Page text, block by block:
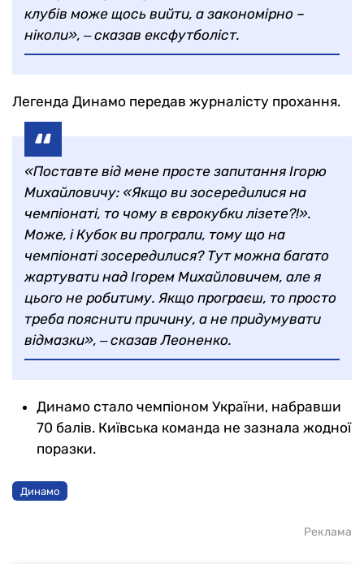
клубів може щось вийти, а закономірно –
ніколи», ‒ сказав ексфутболіст.
Легенда Динамо передав журналісту прохання.
«Поставте від мене просте запитання Ігорю
Михайловичу: «Якщо ви зосередилися на
чемпіонаті, то чому в єврокубки лізете?!».
Може, і Кубок ви програли, тому що на
чемпіонаті зосередилися? Тут можна багато
жартувати над Ігорем Михайловичем, але я
цього не робитиму. Якщо програєш, то просто
треба пояснити причину, а не придумувати
відмазки», ‒ сказав Леоненко.
Динамо стало чемпіоном України, набравши
70 балів. Київська команда не зазнала жодної
поразки.
Динамо
Реклама